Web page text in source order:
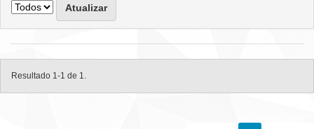
Resultado 1-1 de 1.